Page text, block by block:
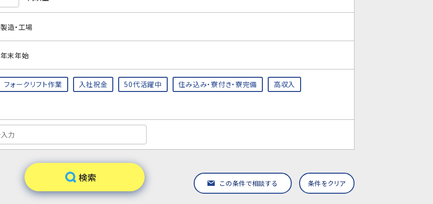
製造・工場
年末年始
フォークリフト作業 入社祝金 50代活躍中 住み込み・寮付き・寮完備 高収入
この条件で相談する 条件をクリア